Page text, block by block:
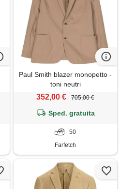
Paul Smith blazer monopetto -
toni neutri
352,00 € 705,00 €
Sped. gratuita
50
Farfetch